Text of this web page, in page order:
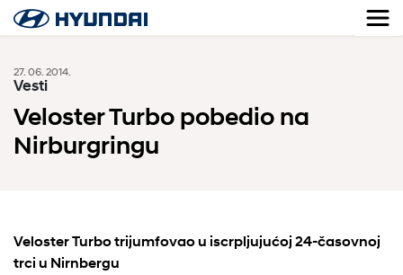
27. 06. 2014.
Vesti
Veloster Turbo pobedio na
Nirburgringu
Veloster Turbo trijumfovao u iscrpljujućoj 24-časovnoj
trci u Nirnbergu